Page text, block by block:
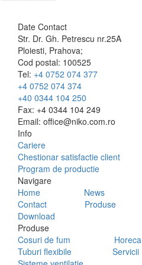
Date Contact
Str. Dr. Gh. Petrescu nr.25A
Ploiesti, Prahova;
Cod postal: 100525
Tel: +4 0752 074 377
+4 0752 074 374
+40 0344 104 250
Fax: +4 0344 104 249
Email: office@niko.com.ro
Info
Cariere
Chestionar satisfactie client
Program de productie
Navigare
Home
News
Contact
Produse
Download
Produse
Cosuri de fum
Horeca
Tuburi flexibile
Servicii